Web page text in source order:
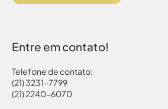
Entre em contato!
Telefone de contato:
(21) 3231-7799
(21) 2240-6070